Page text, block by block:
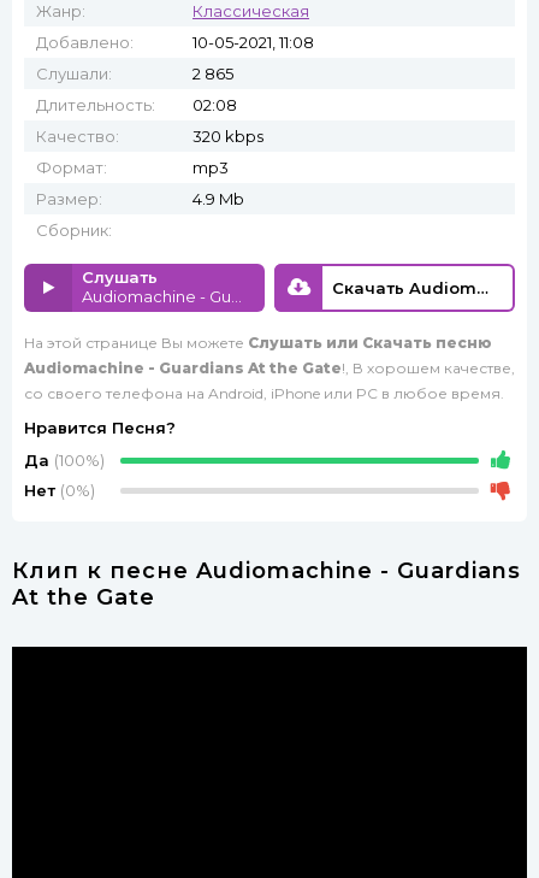
Жанр:
Классическая
Добавлено:
10-05-2021, 11:08
Слушали:
2 865
Длительность:
02:08
Качество:
320 kbps
Формат:
mp3
Размер:
4.9 Mb
Сборник:
Слушать
Скачать Audiomachine - Guardians At the Gate
На этой странице Вы можете Слушать или Скачать песню
Audiomachine - Guardians At the Gate!, В хорошем качестве,
со своего телефона на Android, iPhone или PC в любое время.
Нравится Песня?
Да (100%)
Нет (0%)
Клип к песне Audiomachine - Guardians
At the Gate